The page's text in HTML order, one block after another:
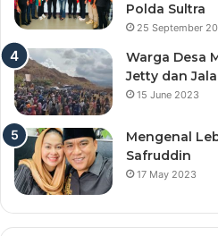
Polda Sultra
25 September
Warga Desa
Jetty dan
15 June 2023
Mengenal
Safruddin
17 May 2023